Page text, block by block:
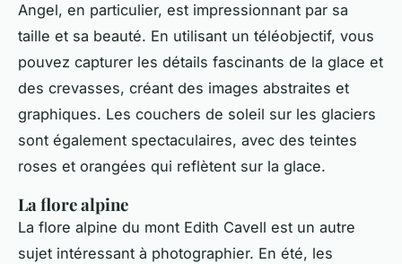
Angel, en particulier, est impressionnant par sa
taille et sa beauté. En utilisant un téléobjectif, vous
pouvez capturer les détails fascinants de la glace et
des crevasses, créant des images abstraites et
graphiques. Les couchers de soleil sur les glaciers
sont également spectaculaires, avec des teintes
roses et orangées qui reflètent sur la glace.
La flore alpine
La flore alpine du mont Edith Cavell est un autre
sujet intéressant à photographier. En été, les